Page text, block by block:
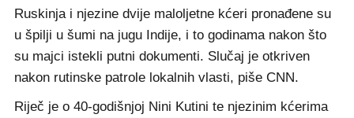
Ruskinja i njezine dvije maloljetne kćeri pronađene su
u špilji u šumi na jugu Indije, i to godinama nakon što
su majci istekli putni dokumenti. Slučaj je otkriven
nakon rutinske patrole lokalnih vlasti, piše CNN.
Riječ je o 40-godišnjoj Nini Kutini te njezinim kćerima